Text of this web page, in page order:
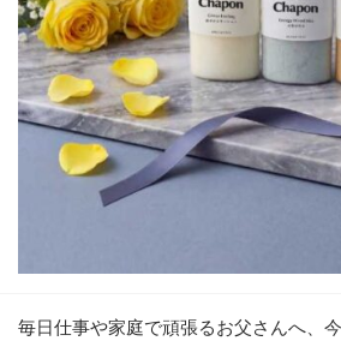
毎日仕事や家庭で頑張るお父さんへ、